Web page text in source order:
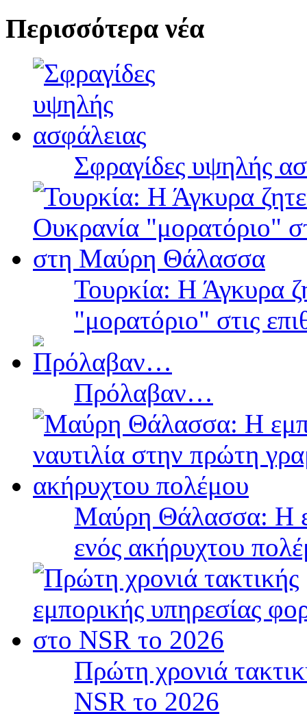
Περισσότερα νέα
Σφραγίδες υψηλής
Τουρκία: Η Άγκυρα
"μορατόριο" στις
Πρόλαβαν…
Μαύρη Θάλασσα: Η
ενός ακήρυχτου
Πρώτη χρονιά
NSR το 2026